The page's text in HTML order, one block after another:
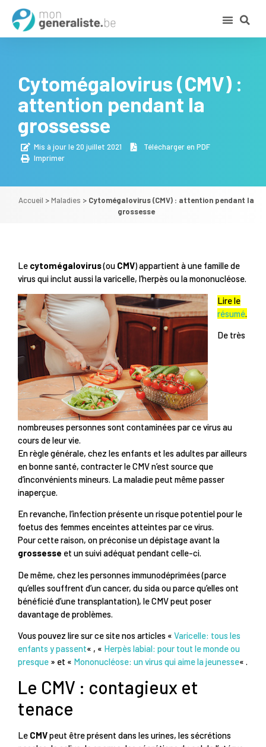
Cytomégalovirus (CMV) :
attention pendant la
grossesse
Mis à jour le 20 juillet 2021
Télécharger en PDF
Imprimer
Accueil >Maladies > Cytomégalovirus (CMV) : attention pendant la
grossesse
Le cytomégalovirus(ou CMV) appartient à une famille de
virus qui inclut aussi la varicelle, l’herpès ou la mononucléose.
Lire le
résumé.
De très
nombreuses personnes sont contaminées par ce virus au
cours de leur vie.
En règle générale, chez les enfants et les adultes par ailleurs
en bonne santé, contracter le CMV n’est source que
d’inconvénients mineurs. La maladie peut même passer
inaperçue.
En revanche, l’infection présente un risque potentiel pour le
foetus des femmes enceintes atteintes par ce virus.
Pour cette raison, on préconise un dépistage avant la
grossesse et un suivi adéquat pendant celle-ci.
De même, chez les personnes immunodéprimées (parce
qu’elles souffrent d’un cancer, du sida ou parce qu’elles ont
bénéficié d’une transplantation), le CMV peut poser
davantage de problèmes.
Vous pouvez lire sur ce site nos articles « Varicelle: tous les
enfants y passent« , « Herpès labial: pour tout le monde ou
presque » et « Mononucléose: un virus qui aime la jeunesse« .
Le CMV : contagieux et
tenace
Le CMVpeut être présent dans les urines, les sécrétions